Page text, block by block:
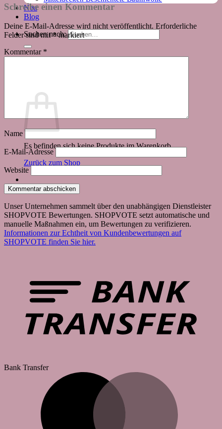
Neu
Blog
Suchen nach:
Es befinden sich keine Produkte im Warenkorb.
Zurück zum Shop
Schreibe einen Kommentar
Deine E-Mail-Adresse wird nicht veröffentlicht. Erforderliche
Felder sind mit*markiert
Kommentar *
Name
E-Mail-Adresse
Website
Unser Unternehmen sammelt über den unabhängigen Dienstleister
SHOPVOTE Bewertungen. SHOPVOTE setzt automatische und
manuelle Maßnahmen ein, um Bewertungen zu verifizieren.
Informationen zur Echtheit von Kundenbewertungen auf
SHOPVOTE finden Sie hier.
Bank Transfer